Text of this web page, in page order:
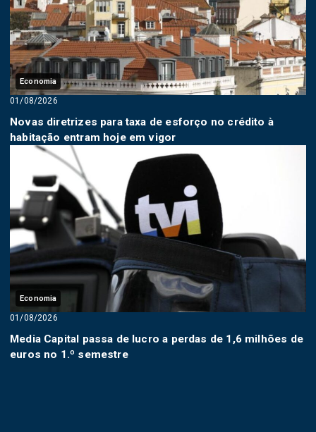
Economia
01/08/2026
Novas diretrizes para taxa de esforço no crédito à
habitação entram hoje em vigor
Economia
01/08/2026
Media Capital passa de lucro a perdas de 1,6 milhões de
euros no 1.º semestre